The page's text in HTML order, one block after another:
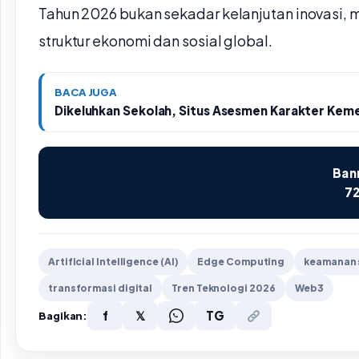
Tahun 2026 bukan sekadar kelanjutan
struktur ekonomi dan sosial global.
BACA JUGA
Dikeluhkan Sekolah, Situs Asesmen Karakter
Artificial Intelligence (AI) Edge Computing
transformasi digital Tren Teknologi 2026 Web3
Bagikan: f 𝕏 TG